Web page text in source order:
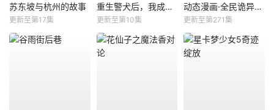
苏东坡与杭州的故事
更新至第17集
重生警犬后，我成了名侦探？
更新至第10集
动态漫画·全民诡异：开局掌握零元购
更新至第271集